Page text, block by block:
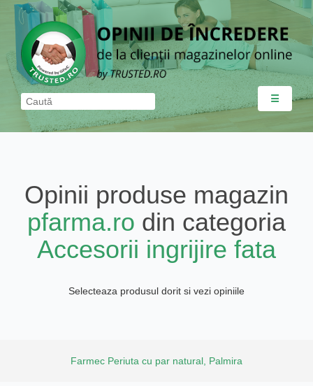
☰
Opinii produse magazin
pfarma.ro din categoria
Accesorii ingrijire fata
Selecteaza produsul dorit si vezi opiniile
Farmec Periuta cu par natural, Palmira